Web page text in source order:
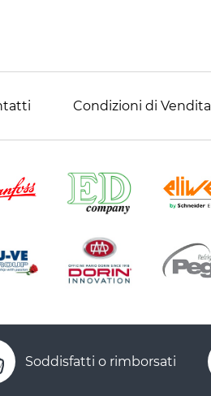
Condizioni di Vendita
Soddisfatti o rimborsati